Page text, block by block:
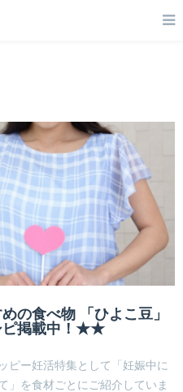
の食べ物 「ひよこ豆」
ピ掲載中！★★
ピー妊活特集として「妊娠中に
」を食材ごとにご紹介していま